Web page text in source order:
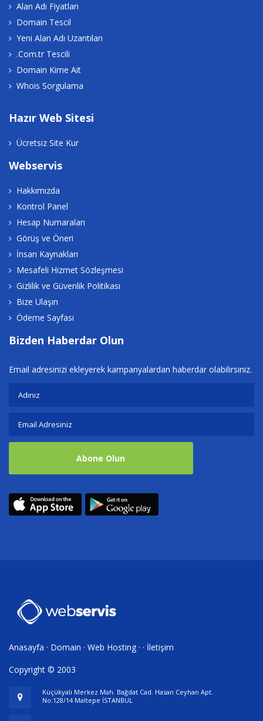
Alan Adı Fiyatları
Domain Tescil
Yeni Alan Adı Uzantıları
.Com.tr Tescili
Domain Kime Ait
Whois Sorgulama
Hazır Web Sitesi
Ücretsiz Site Kur
Webservis
Hakkımızda
Kontrol Panel
Hesap Numaraları
Görüş ve Öneri
İnsan Kaynakları
Mesafeli Hizmet Sözleşmesi
Gizlilik ve Güvenlik Politikası
Bize Ulaşın
Ödeme Sayfası
Bizden Haberdar Olun
Email adresinizi ekleyerek kampanyalardan haberdar olabilirsiniz.
Abone Olun
Anasayfa · Domain · Web Hosting · · İletişim
Copyright © 2003
Küçükyalı Merkez Mah. Bağdat Cad. Hasan Ceyhan Apt.
No:128/14 Maltepe İSTANBUL